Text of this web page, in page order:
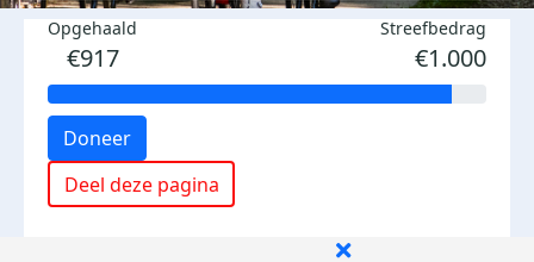
Opgehaald
€917
Streefbedrag
€1.000
Doneer
Deel deze pagina